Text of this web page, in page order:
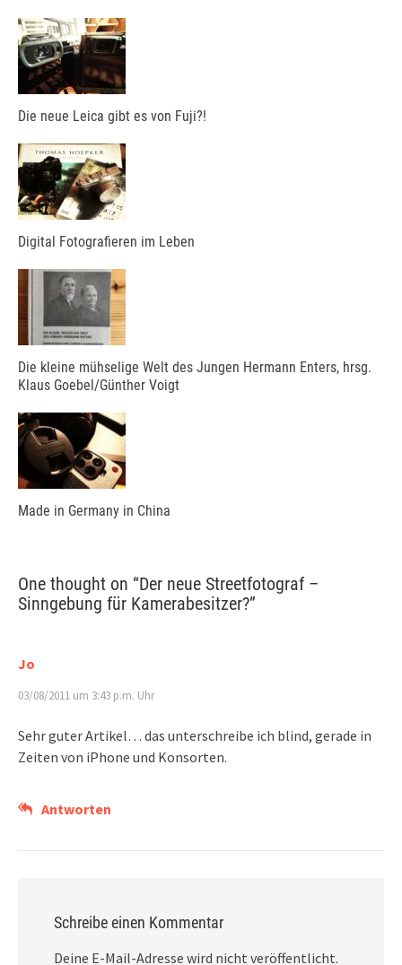
Die neue Leica gibt es von Fuji?!
Digital Fotografieren im Leben
Die kleine mühselige Welt des Jungen Hermann Enters, hrsg.
Klaus Goebel/Günther Voigt
Made in Germany in China
One thought on “Der neue Streetfotograf –
Sinngebung für Kamerabesitzer?”
Jo
03/08/2011 um 3:43 p.m. Uhr
Sehr guter Artikel… das unterschreibe ich blind, gerade in
Zeiten von iPhone und Konsorten.
Antworten
Schreibe einen Kommentar
Deine E-Mail-Adresse wird nicht veröffentlicht.